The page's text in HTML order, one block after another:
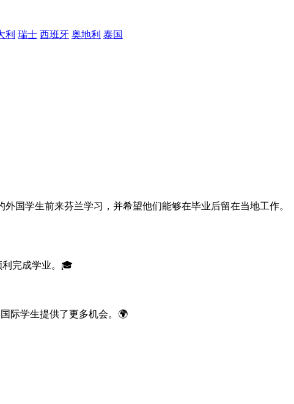
利 瑞士 西班牙 奥地利 泰国
国学生前来芬兰学习，并希望他们能够在毕业后留在当地工作。
利完成学业。🎓
际学生提供了更多机会。🌍